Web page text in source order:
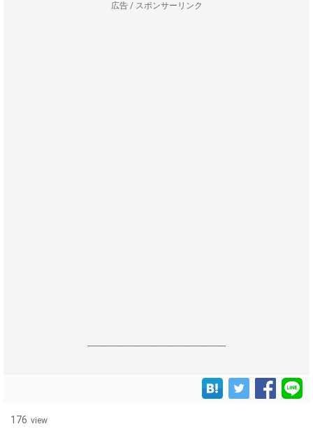
広告 / スポンサーリンク
------------------------------------------------------------------
176 view